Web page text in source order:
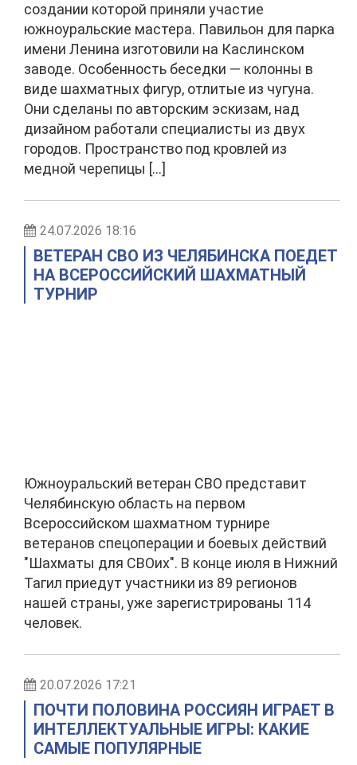
создании которой приняли участие
южноуральские мастера. Павильон для парка
имени Ленина изготовили на Каслинском
заводе. Особенность беседки — колонны в
виде шахматных фигур, отлитые из чугуна.
Они сделаны по авторским эскизам, над
дизайном работали специалисты из двух
городов. Пространство под кровлей из
медной черепицы […]
24.07.2026 18:16
ВЕТЕРАН СВО ИЗ ЧЕЛЯБИНСКА ПОЕДЕТ
НА ВСЕРОССИЙСКИЙ ШАХМАТНЫЙ
ТУРНИР
Южноуральский ветеран СВО представит
Челябинскую область на первом
Всероссийском шахматном турнире
ветеранов спецоперации и боевых действий
"Шахматы для СВОих". В конце июля в Нижний
Тагил приедут участники из 89 регионов
нашей страны, уже зарегистрированы 114
человек.
20.07.2026 17:21
ПОЧТИ ПОЛОВИНА РОССИЯН ИГРАЕТ В
ИНТЕЛЛЕКТУАЛЬНЫЕ ИГРЫ: КАКИЕ
САМЫЕ ПОПУЛЯРНЫЕ